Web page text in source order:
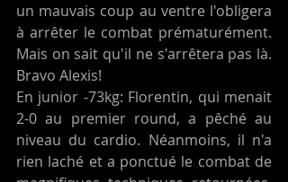
un mauvais coup au ventre l'obligera
à arrêter le combat prématurément.
Mais on sait qu'il ne s'arrêtera pas là.
Bravo Alexis!
En junior -73kg: Florentin, qui menait
2-0 au premier round, a pêché au
niveau du cardio. Néanmoins, il n'a
rien laché et a ponctué le combat de